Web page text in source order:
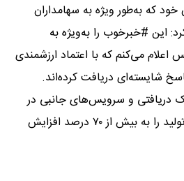
که به‌طور ویژه به سهامداران
این #خبرخوب را به‌ویژه به
اعلام می‌کنم که با اعتماد ارزشمندی
شایسته‌ای دریافت کرده‌اند.
دریافتی و سرویس‌های جانبی در
حال فعالیت‌اند تا ظرفیت تولید را به بیش از ۷۰ درصد افزایش